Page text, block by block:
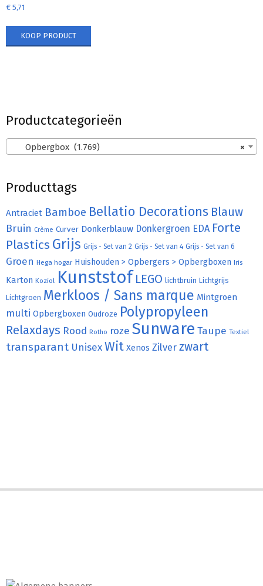
€ 5,71
KOOP PRODUCT
Productcategorieën
×
Opbergbox (1.769)
Producttags
Antraciet Bamboe Bellatio Decorations Blauw
Bruin Crème Curver Donkerblauw Donkergroen EDA Forte
Plastics Grijs Grijs - Set van 2 Grijs - Set van 4 Grijs - Set van 6
Groen Hega hogar Huishouden > Opbergers > Opbergboxen Iris
Karton Koziol Kunststof LEGO lichtbruin Lichtgrijs
Lichtgroen Merkloos / Sans marque Mintgroen
multi Opbergboxen Oudroze Polypropyleen
Relaxdays Rood Rotho roze Sunware Taupe Textiel
transparant UnisexWit Xenos Zilver zwart